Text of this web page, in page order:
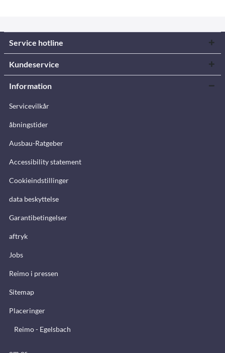
Service hotline
Kundeservice
Information
Servicevilkår
åbningstider
Ausbau-Ratgeber
Accessibility statement
Cookieindstillinger
data beskyttelse
Garantibetingelser
aftryk
Jobs
Reimo i pressen
Sitemap
Placeringer
Reimo - Egelsbach